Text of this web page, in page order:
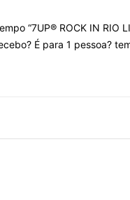
“7UP® ROCK IN
É para 1 pessoa?